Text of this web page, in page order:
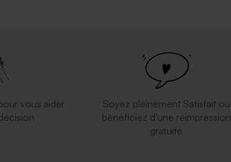
vous aider
Soyez pleinement Satisfait ou
bénéficiez d'une réimpression
gratuite